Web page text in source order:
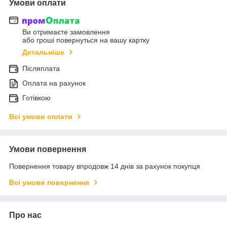
Умови оплати
Ви отримаєте замовлення
або гроші повернуться на вашу картку
Детальніше
Післяплата
Оплата на рахунок
Готівкою
Всі умови оплати
Умови повернення
Повернення товару впродовж 14 днів за рахунок покупця
Всі умови повернення
Про нас